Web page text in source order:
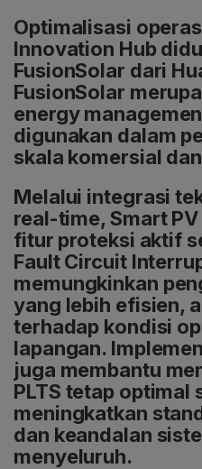
Optimalisasi
Innovation Hub
FusionSolar dari
FusionSolar
energy
digunakan dalam
skala komersial
Melalui integrasi
real-time, Smart
fitur proteksi aktif
Fault Circuit
memungkinkan
yang lebih efisien,
terhadap kondisi
lapangan.
juga membantu
PLTS tetap optimal
meningkatkan
dan keandalan
menyeluruh.